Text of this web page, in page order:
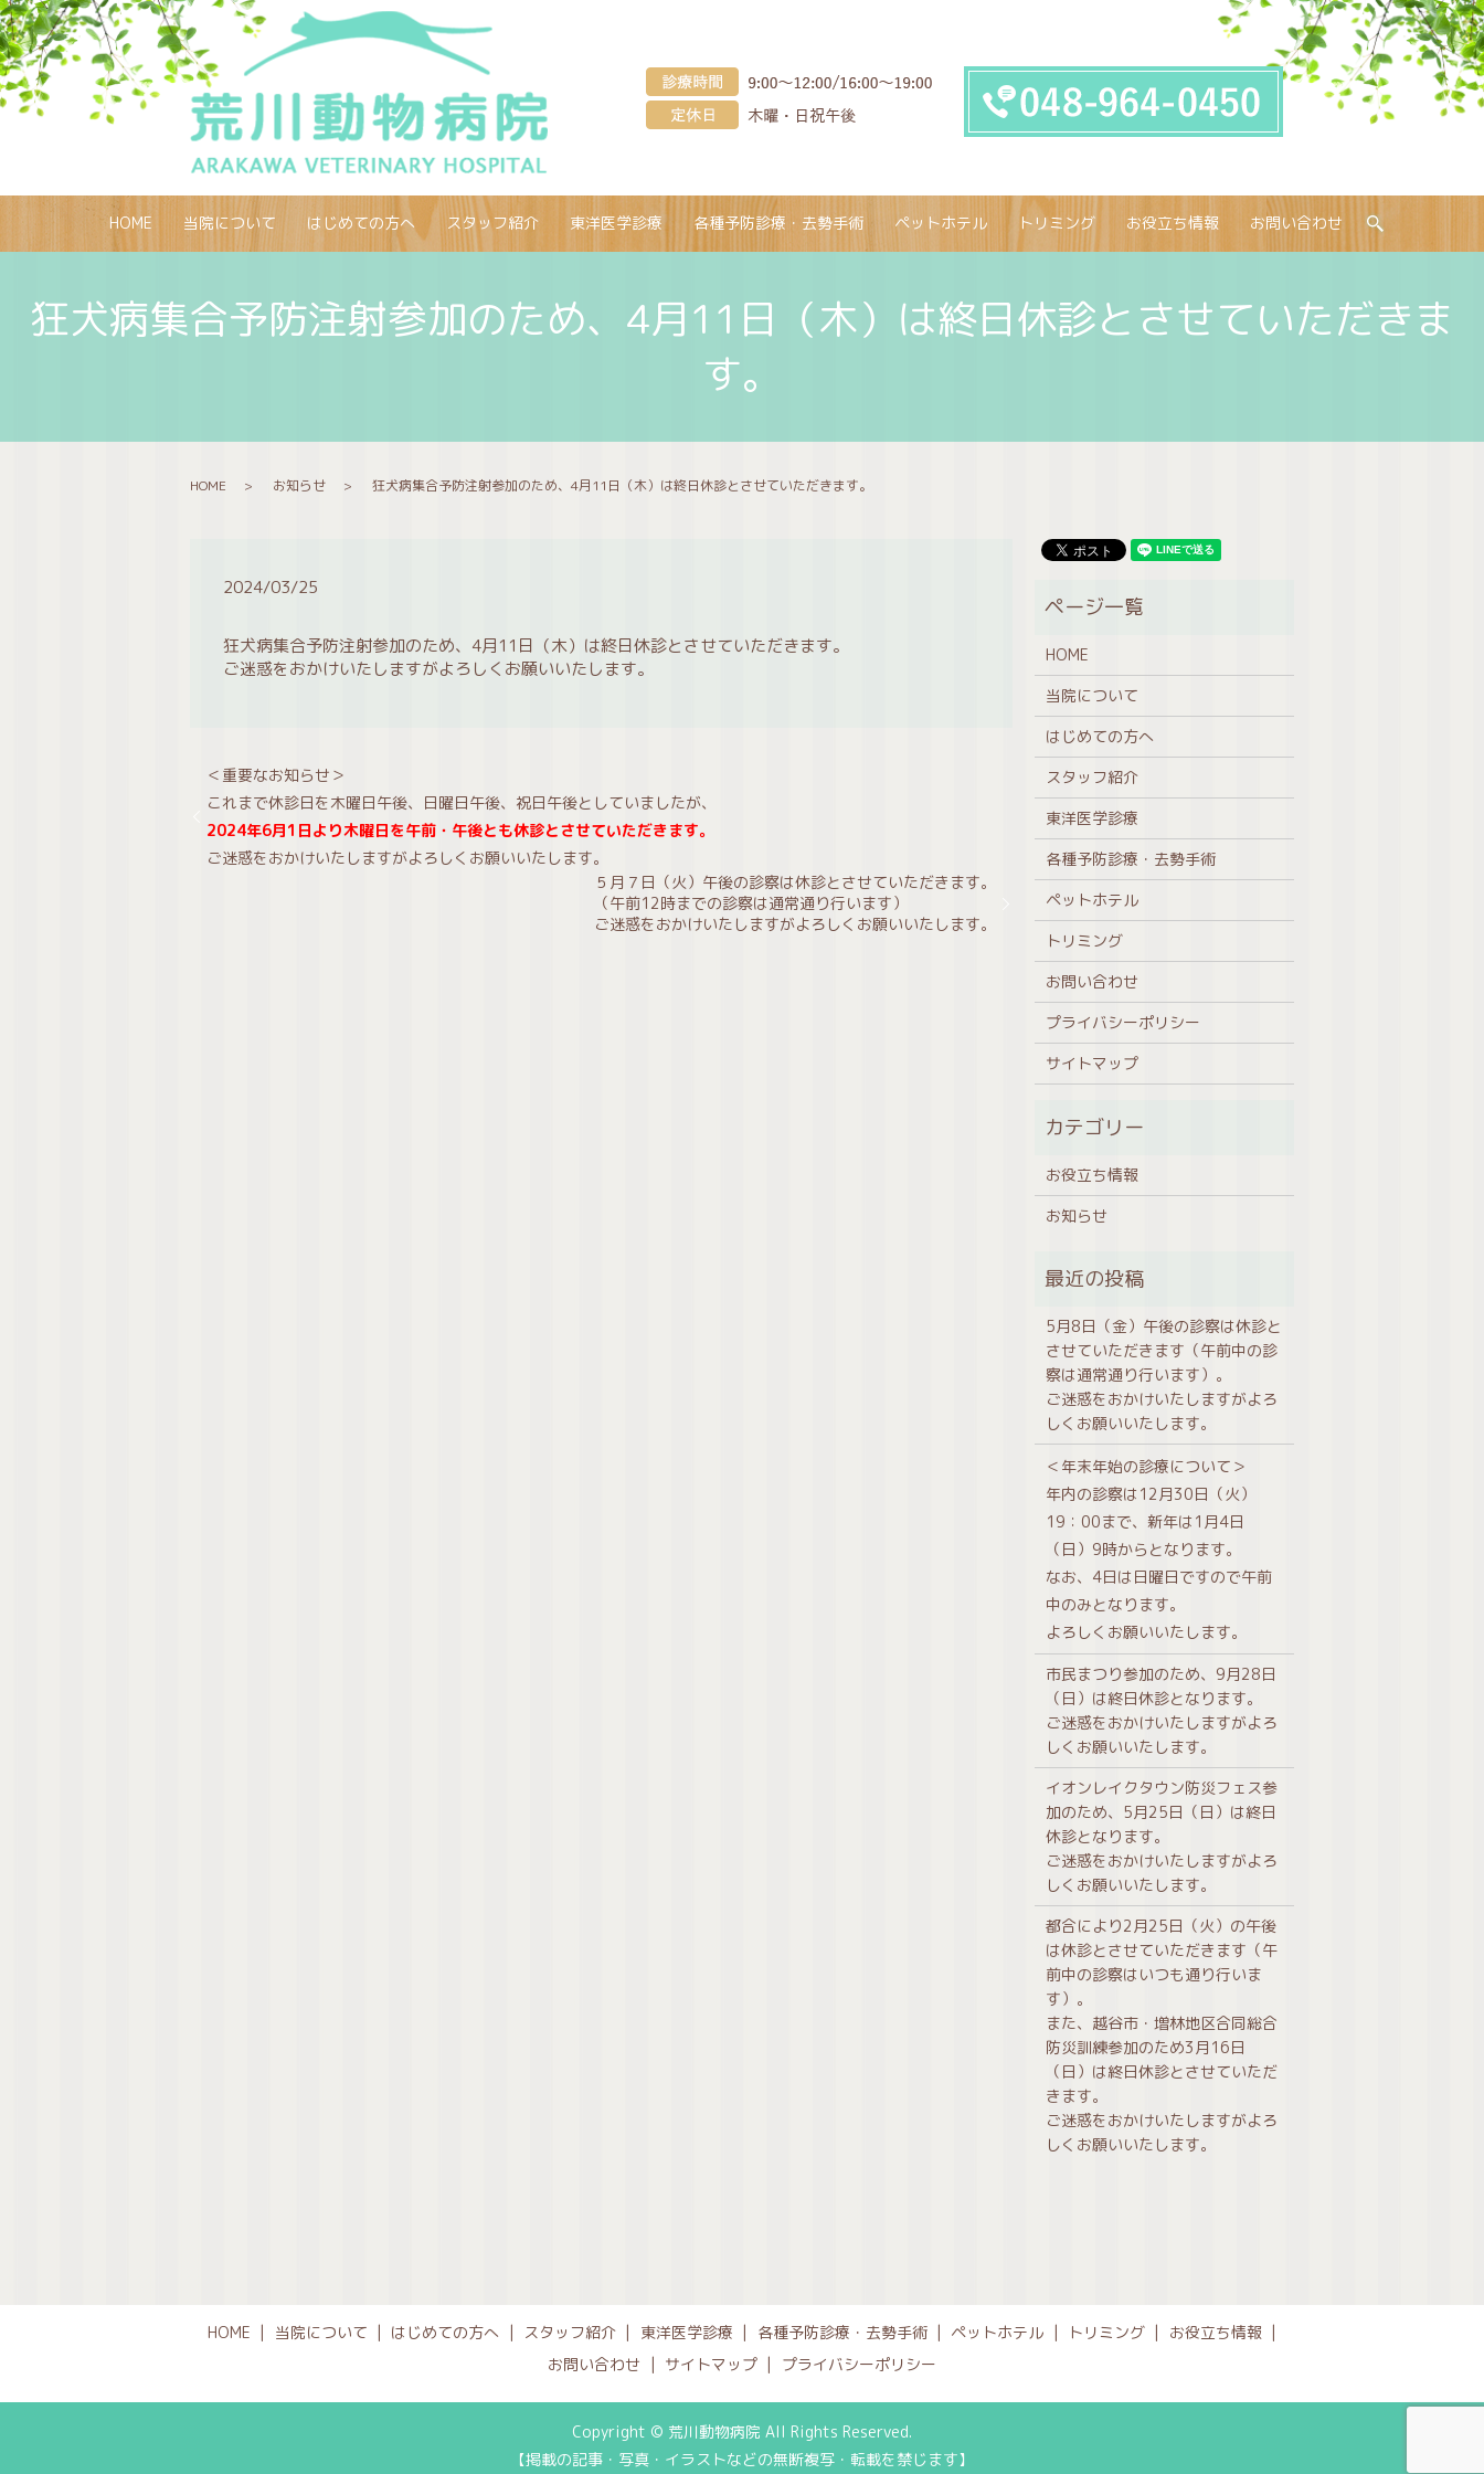
HOME 当院について はじめての方へ スタッフ紹介 東洋医学診療 各種予防診療・去勢手術 ペットホテル トリミング お役立ち情報 お問い合わせ search
狂犬病集合予防注射参加のため、4月11日（木）は終日休診とさせていただきま
す。
HOME お知らせ 狂犬病集合予防注射参加のため、4月11日（木）は終日休診とさせていただきます。
2024/03/25
狂犬病集合予防注射参加のため、4月11日（木）は終日休診とさせていただきます。
ご迷惑をおかけいたしますがよろしくお願いいたします。
＜重要なお知らせ＞
これまで休診日を木曜日午後、日曜日午後、祝日午後としていましたが、
2024年6月1日より木曜日を午前・午後とも休診とさせていただきます。
ご迷惑をおかけいたしますがよろしくお願いいたします。
５月７日（火）午後の診察は休診とさせていただきます。
（午前12時までの診察は通常通り行います）
ご迷惑をおかけいたしますがよろしくお願いいたします。
HOME
当院について
はじめての方へ
スタッフ紹介
東洋医学診療
各種予防診療・去勢手術
ペットホテル
トリミング
お問い合わせ
プライバシーポリシー
サイトマップ
お役立ち情報
お知らせ
5月8日（金）午後の診察は休診と
させていただきます（午前中の診
察は通常通り行います）。
ご迷惑をおかけいたしますがよろ
しくお願いいたします。
＜年末年始の診療について＞
年内の診察は12月30日（火）
19：00まで、新年は1月4日
（日）9時からとなります。
なお、4日は日曜日ですので午前
中のみとなります。
よろしくお願いいたします。
市民まつり参加のため、9月28日
（日）は終日休診となります。
ご迷惑をおかけいたしますがよろ
しくお願いいたします。
イオンレイクタウン防災フェス参
加のため、5月25日（日）は終日
休診となります。
ご迷惑をおかけいたしますがよろ
しくお願いいたします。
都合により2月25日（火）の午後
は休診とさせていただきます（午
前中の診察はいつも通り行いま
す）。
また、越谷市・増林地区合同総合
防災訓練参加のため3月16日
（日）は終日休診とさせていただ
きます。
ご迷惑をおかけいたしますがよろ
しくお願いいたします。
HOME 当院について はじめての方へ スタッフ紹介 東洋医学診療 各種予防診療・去勢手術 ペットホテル トリミング
お役立ち情報
お問い合わせ
サイトマップ プライバシーポリシー
Copyright © 荒川動物病院 All Rights Reserved.
【掲載の記事・写真・イラストなどの無断複写・転載を禁じます】